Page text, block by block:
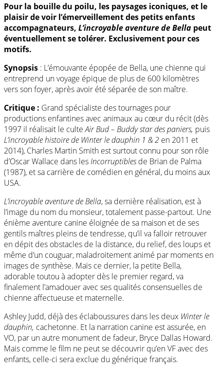
Pour la bouille du poilu, les paysages iconiques, et le
plaisir de voir l’émerveillement des petits enfants
accompagnateurs, L’incroyable aventure de Bella peut
éventuellement se tolérer. Exclusivement pour ces
motifs.
Synopsis : L’émouvante épopée de Bella, une chienne qui
entreprend un voyage épique de plus de 600 kilomètres
vers son foyer, après avoir été séparée de son maître.
Critique : Grand spécialiste des tournages pour
productions enfantines avec animaux au cœur du récit (dès
1997 il réalisait le culteAir Bud – Buddy star des paniers, puis
L’incroyable histoire de Winter le dauphin 1 & 2 en 2011 et
2014), Charles Martin Smith est surtout connu pour son rôle
d’Oscar Wallace dans lesIncorruptiblesde Brian de Palma
(1987), et sa carrière de comédien en général, du moins aux
USA.
L’incroyable aventure de Bella, sa dernière réalisation, est à
l’image du nom du monsieur, totalement passe-partout. Une
énième aventure canine éloignée de sa maison et de ses
gentils maîtres pleins de tendresse, qu’il va falloir retrouver
en dépit des obstacles de la distance, du relief, des loups et
même d’un couguar, maladroitement animé par moments en
images de synthèse. Mais ce dernier, la petite Bella,
adorable toutou à adopter dès le premier regard, va
finalement l’amadouer avec ses qualités consensuelles de
chienne affectueuse et maternelle.
Ashley Judd, déjà des éclaboussures dans les deux Winter le
dauphin, cachetonne. Et la narration canine est assurée, en
VO, par un autre monument de fadeur, Bryce Dallas Howard.
Mais comme le film ne peut se découvrir qu’en VF avec des
enfants, celle-ci sera exclue du générique français.